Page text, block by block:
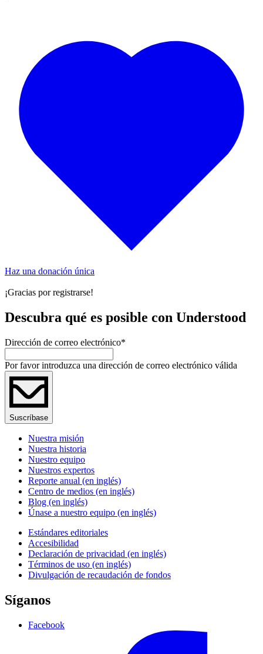
Haz una donación única
¡Gracias por registrarse!
Descubra qué es posible con Understood
Dirección de correo electrónico*
Por favor introduzca una dirección de correo electrónico válida
Suscríbase
Nuestra misión
Nuestra historia
Nuestro equipo
Nuestros expertos
Reporte anual (en inglés)
Centro de medios (en inglés)
Blog (en inglés)
Únase a nuestro equipo (en inglés)
Estándares editoriales
Accesibilidad
Declaración de privacidad (en inglés)
Términos de uso (en inglés)
Divulgación de recaudación de fondos
Síganos
Facebook